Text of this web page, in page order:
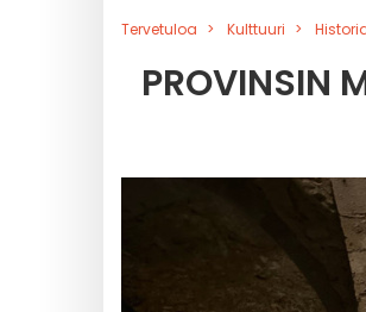
Tervetuloa Kulttuuri
PROVINSIN